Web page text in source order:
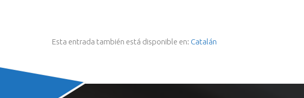
Esta entrada también está disponible en: Catalán